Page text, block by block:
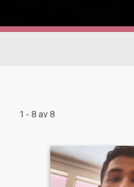
1 - 8 av 8